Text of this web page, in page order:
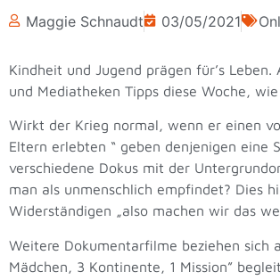
Maggie Schnaudt 03/05/2021
Kindheit und Jugend prägen für’s
und Mediatheken Tipps diese Woche,
Wirkt der Krieg normal, wenn er einen
Eltern erlebten “ geben denjenigen eine
verschiedene Dokus mit der
man als unmenschlich empfindet? Dies
Widerständigen „also machen wir das
Weitere Dokumentarfilme beziehen sich
Mädchen, 3 Kontinente, 1 Mission”